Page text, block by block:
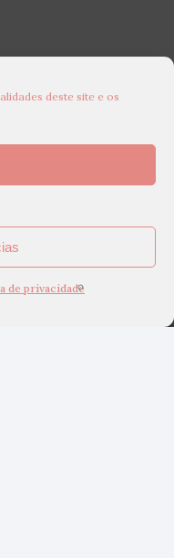
deste site e os
de privacidade